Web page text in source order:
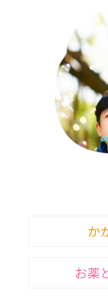
感染症対策〜
検査値はから
血圧手帳
抗菌薬を正し
か
お薬